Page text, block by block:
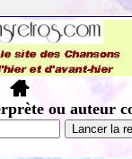
ou auteur